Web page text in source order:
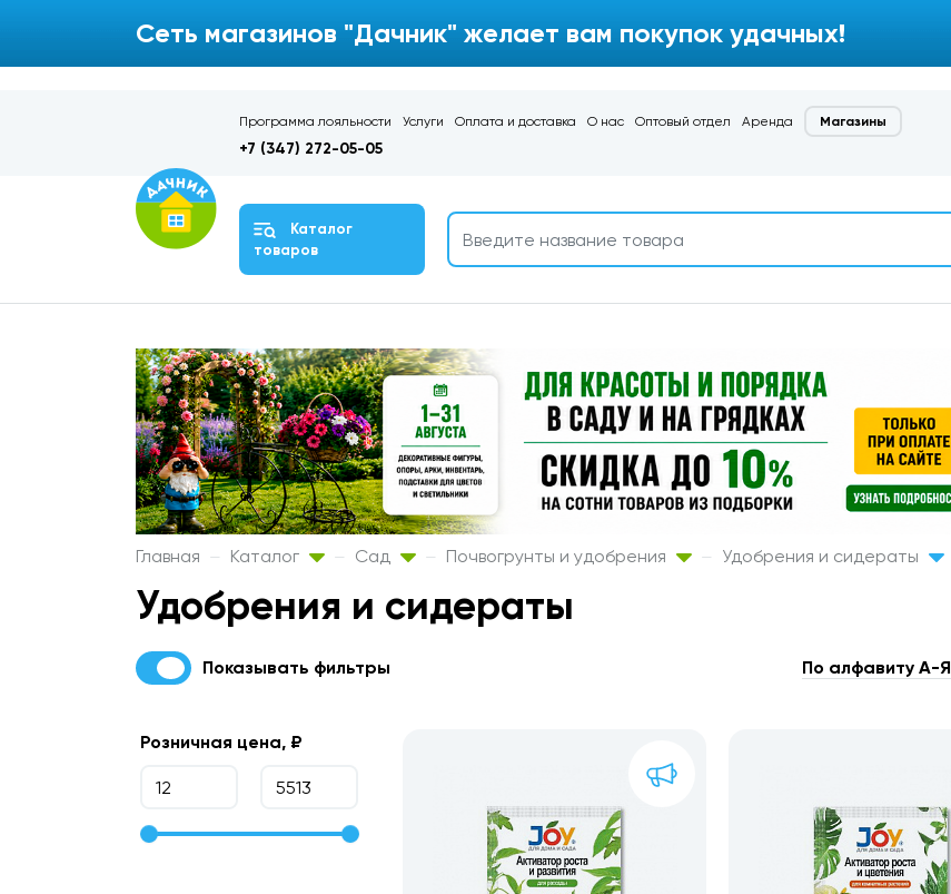
Сеть магазинов "Дачник" желает вам покупок удачных!
Программа лояльности Услуги Оплата и доставка О нас Оптовый отдел Аренда Магазины
+7 (347) 272-05-05
Каталог
товаров
Главная Каталог Сад Почвогрунты и удобрения Удобрения и сидераты
Удобрения и сидераты
Показывать фильтры По алфавиту А-Я
Розничная цена, ₽